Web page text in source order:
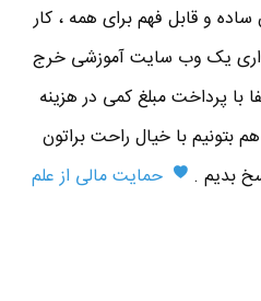
و قابل فهم برای همه ، کار
یک وب سایت آموزشی خرج
با پرداخت مبلغ کمی در هزینه
بتونیم با خیال راحت براتون
بدیم .
حمایت مالی از علم